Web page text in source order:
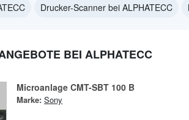
Drucker-Scanner bei ALPHATECC
BEI ALPHATECC
Microanlage CMT-SBT 100 B
Marke: Sony